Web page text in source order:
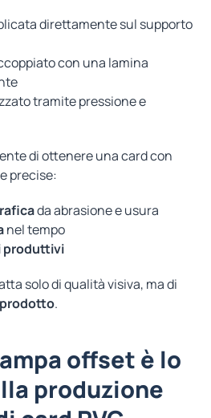
direttamente sul supporto
con una lamina
tramite pressione e
di ottenere una card con
precise:
da abrasione e usura
nel tempo
produttivi
solo di qualità visiva, ma di
.
offset è lo
produzione